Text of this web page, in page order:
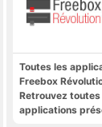
Toutes les
Freebox
Retrouvez toutes
applications